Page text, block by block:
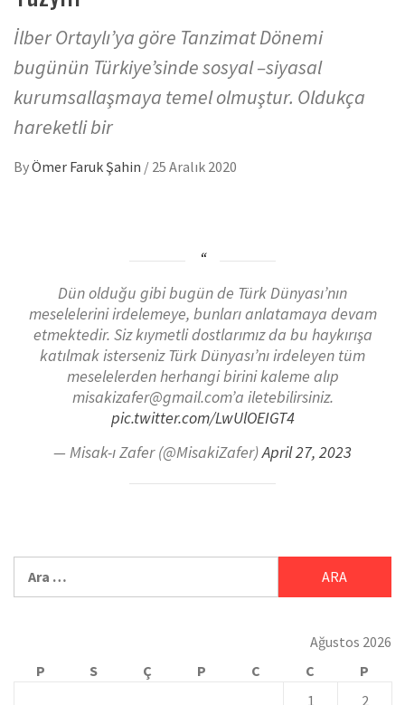
İlber Ortaylı’ya göre Tanzimat Dönemi
bugünün Türkiye’sinde sosyal –siyasal
kurumsallaşmaya temel olmuştur. Oldukça
hareketli bir
ByÖmer Faruk Şahin / 25 Aralık 2020
Dün olduğu gibi bugün de Türk Dünyası’nın
meselelerini irdelemeye, bunları anlatamaya devam
etmektedir. Siz kıymetli dostlarımız da bu haykırışa
katılmak isterseniz Türk Dünyası’nı irdeleyen tüm
meselelerden herhangi birini kaleme alıp
misakizafer@gmail.com’a iletebilirsiniz.
pic.twitter.com/LwUlOEIGT4
— Misak-ı Zafer (@MisakiZafer)April 27, 2023
Ağustos 2026
P
S Ç P C C
P
1
2